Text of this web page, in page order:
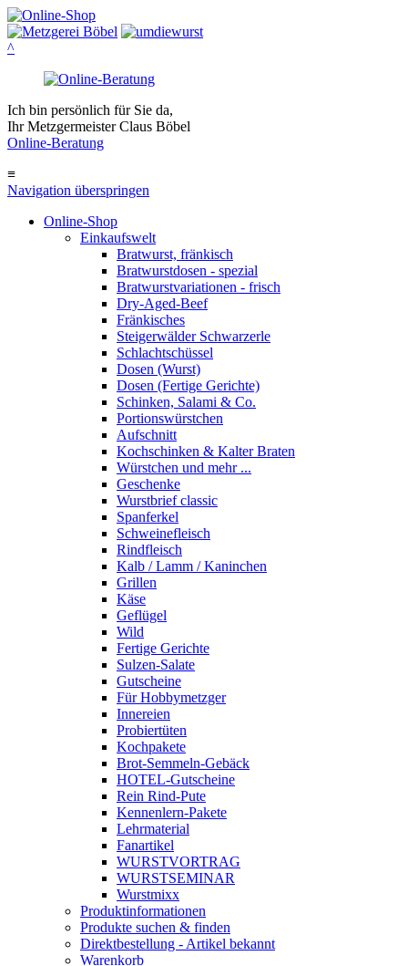
^
Ich bin persönlich für Sie da,
Ihr Metzgermeister Claus Böbel
Online-Beratung
≡
Navigation überspringen
Online-Shop
Einkaufswelt
Bratwurst, fränkisch
Bratwurst­dosen - spezial
Bratwurst­variationen - frisch
Dry-Aged-Beef
Fränkisches
Steigerwälder Schwarzerle
Schlacht­schüssel
Dosen (Wurst)
Dosen (Fertige Gerichte)
Schinken, Salami & Co.
Portions­würstchen
Aufschnitt
Kochschinken & Kalter Braten
Würstchen und mehr ...
Geschenke
Wurstbrief classic
Spanferkel
Schweine­fleisch
Rindfleisch
Kalb / Lamm / Kaninchen
Grillen
Käse
Geflügel
Wild
Fertige Gerichte
Sulzen-Salate
Gutscheine
Für Hobbymetzger
Innereien
Probiertüten
Kochpakete
Brot-Semmeln-Gebäck
HOTEL-Gutscheine
Rein Rind-Pute
Kennenlern-Pakete
Lehrmaterial
Fanartikel
WURST­VORTRAG
WURST­SEMINAR
Wurstmixx
Produktinformationen
Produkte suchen & finden
Direktbestellung - Artikel bekannt
Warenkorb